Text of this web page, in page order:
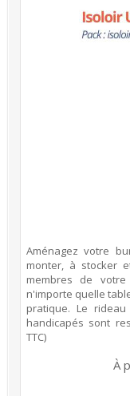
Aménagez votre
monter, à stocker
membres de
n'importe quelle
pratique. Le
handicapés sont
TTC)
À